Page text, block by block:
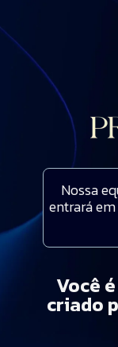
Nossa
entrará
Você
criado